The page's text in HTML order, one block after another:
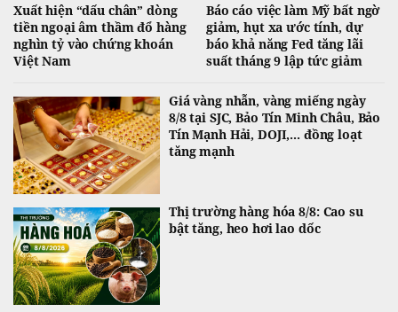
Xuất hiện “dấu chân” dòng
tiền ngoại âm thầm đổ hàng
nghìn tỷ vào chứng khoán
Việt Nam
Báo cáo việc làm Mỹ bất ngờ
giảm, hụt xa ước tính, dự
báo khả năng Fed tăng lãi
suất tháng 9 lập tức giảm
Giá vàng nhẫn, vàng miếng ngày
8/8 tại SJC, Bảo Tín Minh Châu, Bảo
Tín Mạnh Hải, DOJI,... đồng loạt
tăng mạnh
Thị trường hàng hóa 8/8: Cao su
bật tăng, heo hơi lao dốc